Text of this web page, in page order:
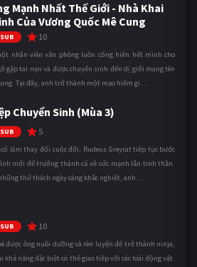
Mạnh Nhất Thế Giới - Nhà Khai
Của Vương Quốc Mê Cung
10
nhân viên văn phòng luôn cống hiến hết mình cho
gặp tai nạn và được chuyển sinh đến dị giới mang tên
Tại đây, anh trở thành một mạo hiểm gi ...
Chuyển Sinh (Mùa 3)
5
làm thay đổi cuộc đời, Rudeus Greyrat tiếp tục bước
mới để trưởng thành cả về sức mạnh lẫn tinh thần.
thử thách ngày càng khắc nghiệt, anh ...
10
được ông nuôi dưỡng và rèn luyện để trở thành ninja,
năng đặc biệt có thể giao tiếp với các loài động vật.